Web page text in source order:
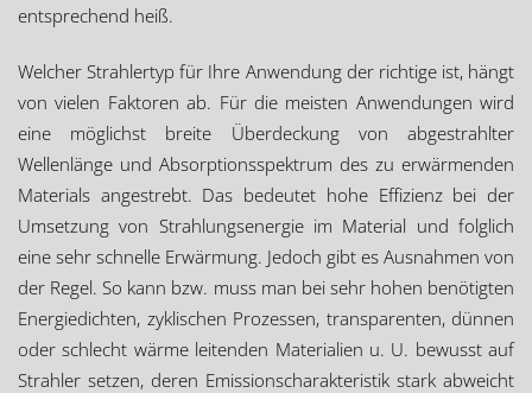
entsprechend heiß.
Welcher Strahlertyp für Ihre Anwendung der richtige ist, hängt
von vielen Faktoren ab. Für die meisten Anwendungen wird
eine möglichst breite Überdeckung von abgestrahlter
Wellenlänge und Absorptionsspektrum des zu erwärmenden
Materials angestrebt. Das bedeutet hohe Effizienz bei der
Umsetzung von Strahlungsenergie im Material und folglich
eine sehr schnelle Erwärmung. Jedoch gibt es Ausnahmen von
der Regel. So kann bzw. muss man bei sehr hohen benötigten
Energiedichten, zyklischen Prozessen, transparenten, dünnen
oder schlecht wärme leitenden Materialien u. U. bewusst auf
Strahler setzen, deren Emissionscharakteristik stark abweicht